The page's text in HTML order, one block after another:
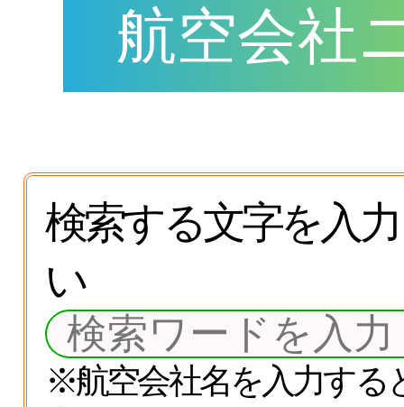
航空会社
検索する文字を入
い
※航空会社名を入力する